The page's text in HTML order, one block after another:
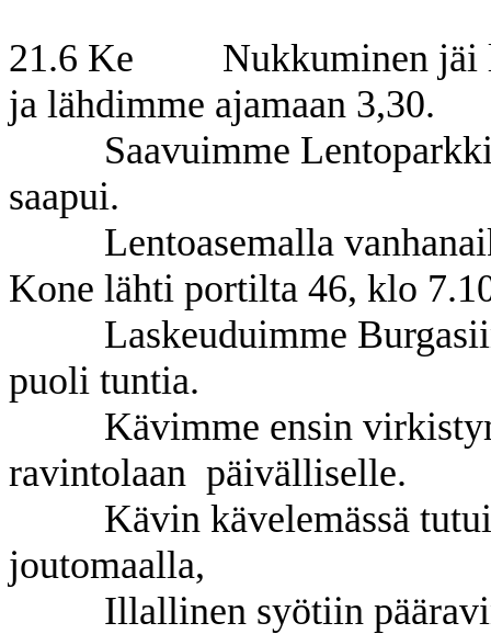
21.6 Ke Nukkuminen jäi
ja lähdimme ajamaan 3,30.
Saavuimme
saapui.
Lentoasemalla
Kone lähti portilta 46, klo
Laskeuduimme
puoli tuntia.
Kävimme ensin
ravintolaan päivälliselle.
Kävin kävelemässä
joutomaalla,
Illallinen syötiin